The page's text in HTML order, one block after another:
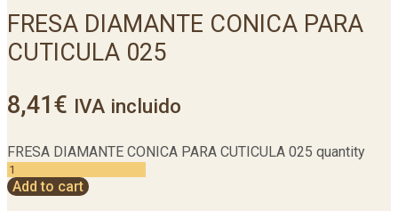
FRESA DIAMANTE CONICA PARA
CUTICULA 025
8,41€ IVA incluido
FRESA DIAMANTE CONICA PARA CUTICULA 025 quantity
Add to cart